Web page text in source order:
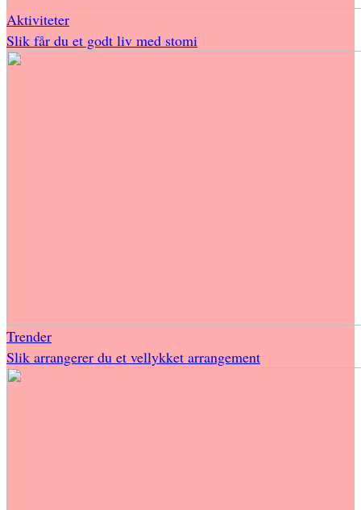
Aktiviteter
Slik får du et godt liv med stomi
Trender
Slik arrangerer du et vellykket arrangement